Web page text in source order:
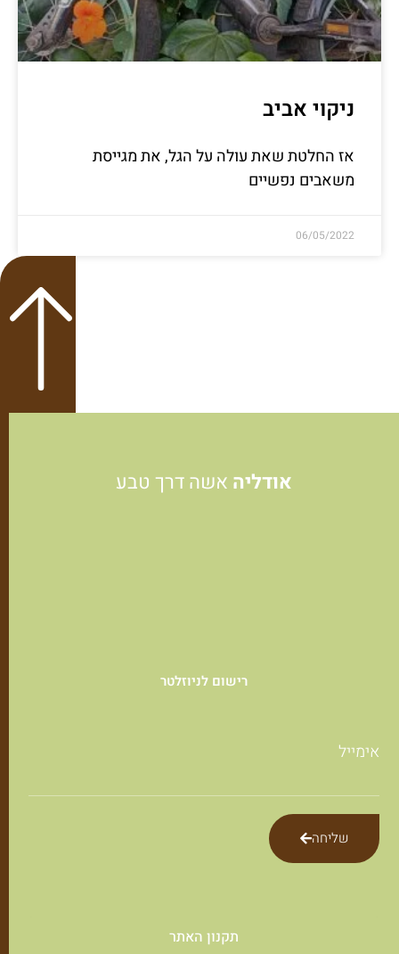
ניקוי אביב
אז החלטת שאת עולה על הגל, את מגייסת
משאבים נפשיים
06/05/2022
אודליה אשה דרך טבע
רישום לניוזלטר
אימייל
שליחה
תקנון האתר